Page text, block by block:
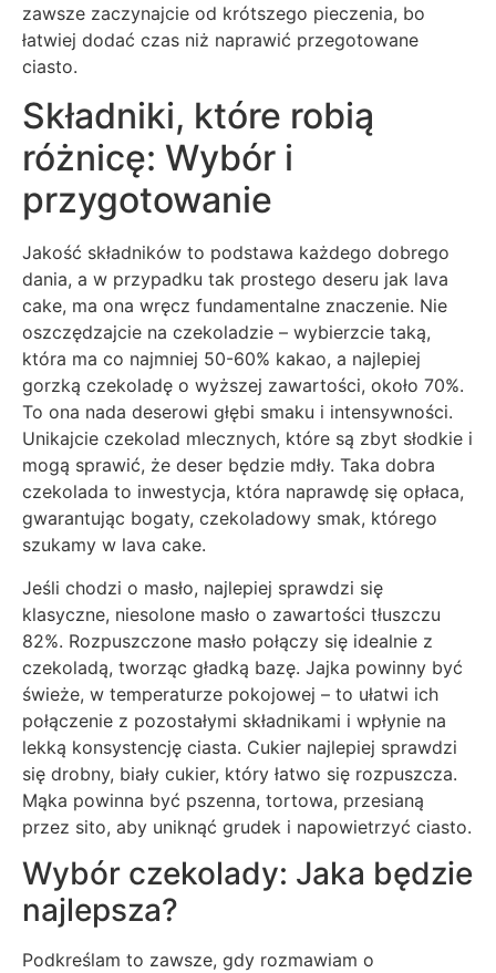
zawsze zaczynajcie od krótszego pieczenia, bo
łatwiej dodać czas niż naprawić przegotowane
ciasto.
Składniki, które robią
różnicę: Wybór i
przygotowanie
Jakość składników to podstawa każdego dobrego
dania, a w przypadku tak prostego deseru jak lava
cake, ma ona wręcz fundamentalne znaczenie. Nie
oszczędzajcie na czekoladzie – wybierzcie taką,
która ma co najmniej 50-60% kakao, a najlepiej
gorzką czekoladę o wyższej zawartości, około 70%.
To ona nada deserowi głębi smaku i intensywności.
Unikajcie czekolad mlecznych, które są zbyt słodkie i
mogą sprawić, że deser będzie mdły. Taka dobra
czekolada to inwestycja, która naprawdę się opłaca,
gwarantując bogaty, czekoladowy smak, którego
szukamy w lava cake.
Jeśli chodzi o masło, najlepiej sprawdzi się
klasyczne, niesolone masło o zawartości tłuszczu
82%. Rozpuszczone masło połączy się idealnie z
czekoladą, tworząc gładką bazę. Jajka powinny być
świeże, w temperaturze pokojowej – to ułatwi ich
połączenie z pozostałymi składnikami i wpłynie na
lekką konsystencję ciasta. Cukier najlepiej sprawdzi
się drobny, biały cukier, który łatwo się rozpuszcza.
Mąka powinna być pszenna, tortowa, przesianą
przez sito, aby uniknąć grudek i napowietrzyć ciasto.
Wybór czekolady: Jaka będzie
najlepsza?
Podkreślam to zawsze, gdy rozmawiam o